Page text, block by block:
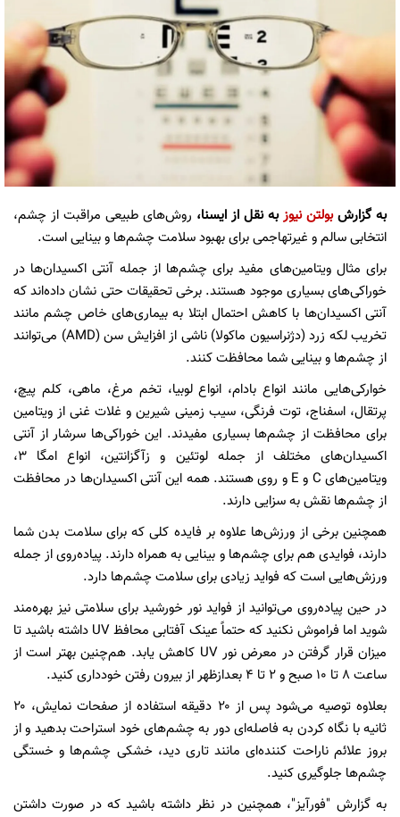
به گزارشبولتن نیوزبه نقل از ایسنا، روش‌های طبیعی مراقبت از چشم،
انتخابی سالم و غیرتهاجمی برای بهبود سلامت چشم‌ها و بینایی است.
برای مثال ویتامین‌های مفید برای چشم‌ها از جمله آنتی اکسیدان‌ها در
خوراکی‌های بسیاری موجود هستند. برخی تحقیقات حتی نشان داده‌اند که
آنتی اکسیدان‌ها با کاهش احتمال ابتلا به بیماری‌های خاص چشم مانند
تخریب لکه زرد (دژنراسیون ماکولا) ناشی از افزایش سن (AMD) می‌توانند
از چشم‌ها و بینایی شما محافظت کنند.
خوارکی‌هایی مانند انواع بادام، انواع لوبیا، تخم مرغ، ماهی، کلم پیچ،
پرتقال، اسفناج، توت فرنگی، سیب زمینی شیرین و غلات غنی از ویتامین
برای محافظت از چشم‌ها بسیاری مفیدند. این خوراکی‌ها سرشار از آنتی
اکسیدان‌های مختلف از جمله لوتئین و زآگزانتین، انواع امگا ۳،
ویتامین‌های C و E و روی هستند. همه این آنتی اکسیدان‌ها در محافظت
از چشم‌ها نقش به سزایی دارند.
همچنین برخی از ورزش‌ها علاوه بر فایده کلی که برای سلامت بدن شما
دارند، فوایدی هم برای چشم‌ها و بینایی به همراه دارند. پیاده‌روی از جمله
ورزش‌هایی است که فواید زیادی برای سلامت چشم‌ها دارد.
در حین پیاده‌روی می‌توانید از فواید نور خورشید برای سلامتی نیز بهره‌مند
شوید اما فراموش نکنید که حتماً عینک آفتابی محافظ UV داشته باشید تا
میزان قرار گرفتن در معرض نور UV کاهش یابد. هم‌چنین بهتر است از
ساعت ۸ تا ۱۰ صبح و ۲ تا ۴ بعدازظهر از بیرون رفتن خودداری کنید.
بعلاوه توصیه می‌شود پس از ۲۰ دقیقه استفاده از صفحات نمایش، ۲۰
ثانیه‌ با نگاه کردن به فاصله‌ای دور به چشم‌های خود استراحت بدهید و از
بروز علائم ناراحت کننده‌ای مانند تاری دید، خشکی چشم‌ها و خستگی
چشم‌ها جلوگیری کنید.
به گزارش "فورآیز"، همچنین در نظر داشته باشید که در صورت داشتن